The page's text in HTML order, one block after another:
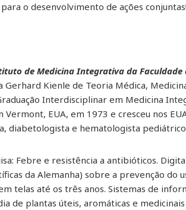
o desenvolvimento de ações conjuntas!
de Medicina Integrativa da Faculdade
Gerhard Kienle de Teoria Médica,
Interdisciplinar em Medicina
Vermont, EUA, em 1973 e cresceu nos
diabetologista e hematologista
Febre e resistência a antibióticos.
da Alemanha) sobre a prevenção do
telas até os três anos. Sistemas de
de plantas úteis, aromáticas e